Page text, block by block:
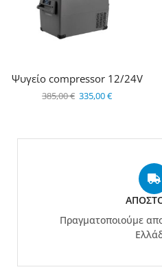
Ψυγείο compressor 12/24V
385,00€ 335,00€
Πραγματοποιούμε